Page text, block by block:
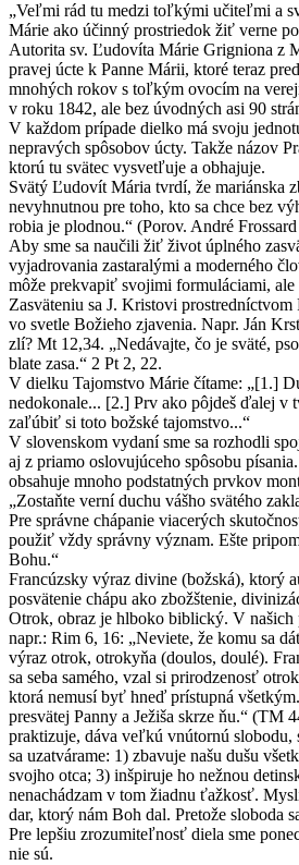
„Veľmi rád tu medzi toľkými učiteľmi a
Márie ako účinný prostriedok žiť verne
Autorita sv. Ľudovíta Márie Grigniona z
pravej úcte k Panne Márii, ktoré teraz
mnohých rokov s toľkým ovocím na
v roku 1842, ale bez úvodných asi 90
V každom prípade dielko má svoju
nepravých spôsobov úcty. Takže názov
ktorú tu svätec vysvetľuje a obhajuje.
Svätý Ľudovít Mária tvrdí, že mariánska
nevyhnutnou pre toho, kto sa chce bez
robia je plodnou.“ (Porov. André
Aby sme sa naučili žiť život úplného
vyjadrovania zastaralými a moderného
môže prekvapiť svojimi formuláciami, ale
Zasväteniu sa J. Kristovi
vo svetle Božieho zjavenia. Napr. Ján
zlí? Mt 12,34. „Nedávajte, čo je sväté,
blate zasa.“ 2 Pt 2, 22.
V dielku Tajomstvo Márie čítame: „[1.]
nedokonale... [2.] Prv ako pôjdeš ďalej v
zaľúbiť si toto božské tajomstvo...“
V slovenskom vydaní sme sa rozhodli
aj z priamo oslovujúceho spôsobu
obsahuje mnoho podstatných prvkov
„Zostaňte verní duchu vášho svätého
Pre správne chápanie viacerých
použiť vždy správny význam. Ešte
Bohu.“
Francúzsky výraz divine (božská), ktorý
posvätenie chápu ako zbožštenie,
Otrok, obraz je hlboko biblický. V našich
napr.: Rim 6, 16: „Neviete, že komu sa
výraz otrok, otrokyňa (doulos, doulé).
sa seba samého, vzal si prirodzenosť
ktorá nemusí byť hneď prístupná
presvätej Panny a Ježiša skrze ňu.“ (TM
praktizuje, dáva veľkú vnútornú slobodu,
sa uzatvárame: 1) zbavuje našu dušu
svojho otca; 3) in­špi­ru­je ho nežnou
nenachádzam v tom žiadnu ťažkosť.
dar, ktorý nám Boh dal. Pretože sloboda
Pre lepšiu zrozumiteľnosť diela sme
nie sú.